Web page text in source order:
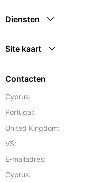
Diensten
Site kaart
Contacten
Cyprus:
Portugal:
United Kingdom:
VS:
E-mailadres:
Cyprus: